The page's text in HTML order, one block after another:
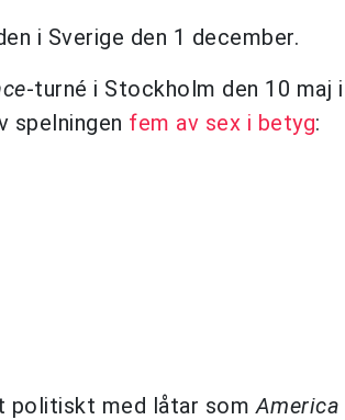
i Sverige den 1 december.
-turné i Stockholm den 10 maj
spelningen fem av sex i betyg:
med låtar som America